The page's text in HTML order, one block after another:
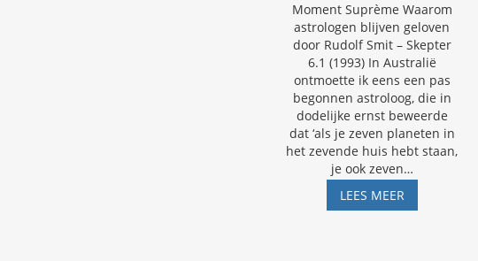
Moment Suprème Waarom
astrologen blijven geloven
door Rudolf Smit – Skepter
6.1 (1993) In Australië
ontmoette ik eens een pas
begonnen astroloog, die in
dodelijke ernst beweerde
dat ‘als je zeven planeten in
het zevende huis hebt staan,
je ook zeven…
LEES MEERWAAROM
ASTROLOGEN